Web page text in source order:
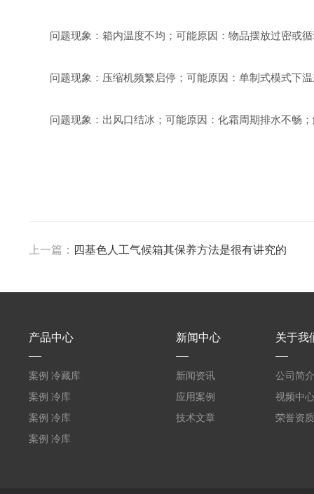
问题现象：箱内温度不均；可能原因：物品摆放过密或
问题现象：压缩机频繁启停；可能原因：单制式模式下
问题现象：出风口结冰；可能原因：化霜周期排水不畅
上一篇： 四基色人工气候箱其保养方法是很有讲究的
产品中心
案例 冷藏库
W5400mm*H2800mm*L7010mm
案例 冷库
（L5.8m*W3.5m*H2m）
福建兵工厂
案例 冷库
（L3.6m*W6.5m*2.5m）
案例 冷库
新闻中心
新闻资讯
应用案例
技术文章
关于我
公司简介
视频中心
荣誉资质